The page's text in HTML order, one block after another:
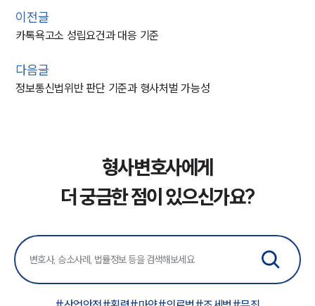
이전글
카톡욕고소 성립요건과 대응 기준
다음글
정보통신법위반 판단 기준과 형사처벌 가능성
형사변호사에게
더 궁금한 점이 있으신가요?